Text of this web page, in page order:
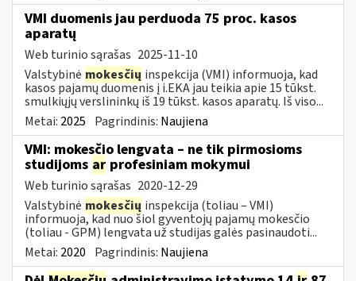
VMI duomenis jau perduoda 75 proc. kasos
aparatų
Web turinio sąrašas 2025-11-10
Valstybinė mokesčių inspekcija (VMI) informuoja, kad
kasos pajamų duomenis į i.EKA jau teikia apie 15 tūkst.
smulkiųjų verslininkų iš 19 tūkst. kasos aparatų. Iš viso...
Metai: 2025 Pagrindinis: Naujiena
VMI: mokesčio lengvata – ne tik pirmosioms
studijoms ar profesiniam mokymui
Web turinio sąrašas 2020-12-29
Valstybinė mokesčių inspekcija (toliau – VMI)
informuoja, kad nuo šiol gyventojų pajamų mokesčio
(toliau - GPM) lengvata už studijas galės pasinaudoti...
Metai: 2020 Pagrindinis: Naujiena